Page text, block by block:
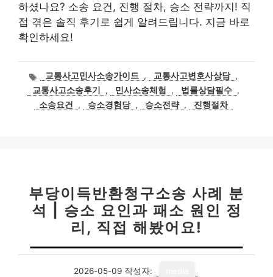
하셨나요? 소송 요건, 진행 절차, 승소 전략까지! 직
접 겪은 솔직 후기로 쉽게 알려드립니다. 지금 바로
확인하세요!
태
그
교통사고민사소송가이드 , 교통사고변호사상담 ,
교통사고소송후기
, 민사소송체험 , 법률상담필수 ,
소송요건
, 승소경험담 , 승소전략 , 진행절차
부당이득반환청구소송 사례 분
석 | 승소 요인과 패소 원인 정
리, 직접 해봤어요!
2026-05-09 작성자: